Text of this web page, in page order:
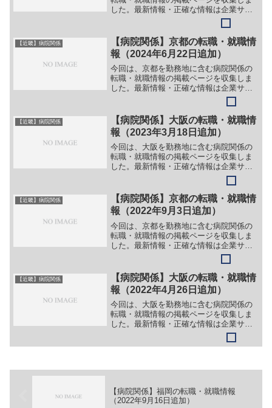
した。最新情報・正確な情報は企業サイ
トでご確認ください。①【会社名】のぞ
み鍼灸整骨院【職務】［正社員・アルバ
イト］＞＞（１）柔道整復師＞＞（２）
鍼灸師＞＞（３）あん摩マ...
【近畿】病院関係
【病院関係】京都の転職・就職情
報（2024年6月22日追加）
今回は、京都を勤務地に含む病院関係の
転職・就職情報の掲載ページを収集しま
した。最新情報・正確な情報は企業サイ
トでご確認ください。①【会社名】社会
福祉法人かなえ福祉会（かなえグルー
プ）【職務】＞＞（１）介護スタッフ
【ガイド】＞＞（１）下記リン...
【近畿】病院関係
【病院関係】大阪の転職・就職情
報（2023年3月18日追加）
今回は、大阪を勤務地に含む病院関係の
転職・就職情報の掲載ページを収集しま
した。最新情報・正確な情報は企業サイ
トでご確認ください。①【会社名】はぁ
とふるグループ【職務】［新卒］＞＞
（１）看護師＞＞（２）介護福祉士＞＞
（３）作業療法士＞＞（４）...
【近畿】病院関係
【病院関係】京都の転職・就職情
報（2022年9月3日追加）
今回は、京都を勤務地に含む病院関係の
転職・就職情報の掲載ページを収集しま
した。最新情報・正確な情報は企業サイ
トでご確認ください。①【会社名】医療
法人社団 蘇生会 蘇生会総合病院【職
務】［常勤］＞＞（１）医師（一般内
科）＞＞（２）医師（呼吸器...
【近畿】病院関係
【病院関係】大阪の転職・就職情
報（2022年4月26日追加）
今回は、大阪を勤務地に含む病院関係の
転職・就職情報の掲載ページを収集しま
した。最新情報・正確な情報は企業サイ
トでご確認ください。①【会社名】株式
会社楓の風【職務】［常勤］＞＞（１）
【病院関係】福岡の転職・就職情報
（2022年9月16日追加）